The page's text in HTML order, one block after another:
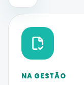
NA GESTÃO